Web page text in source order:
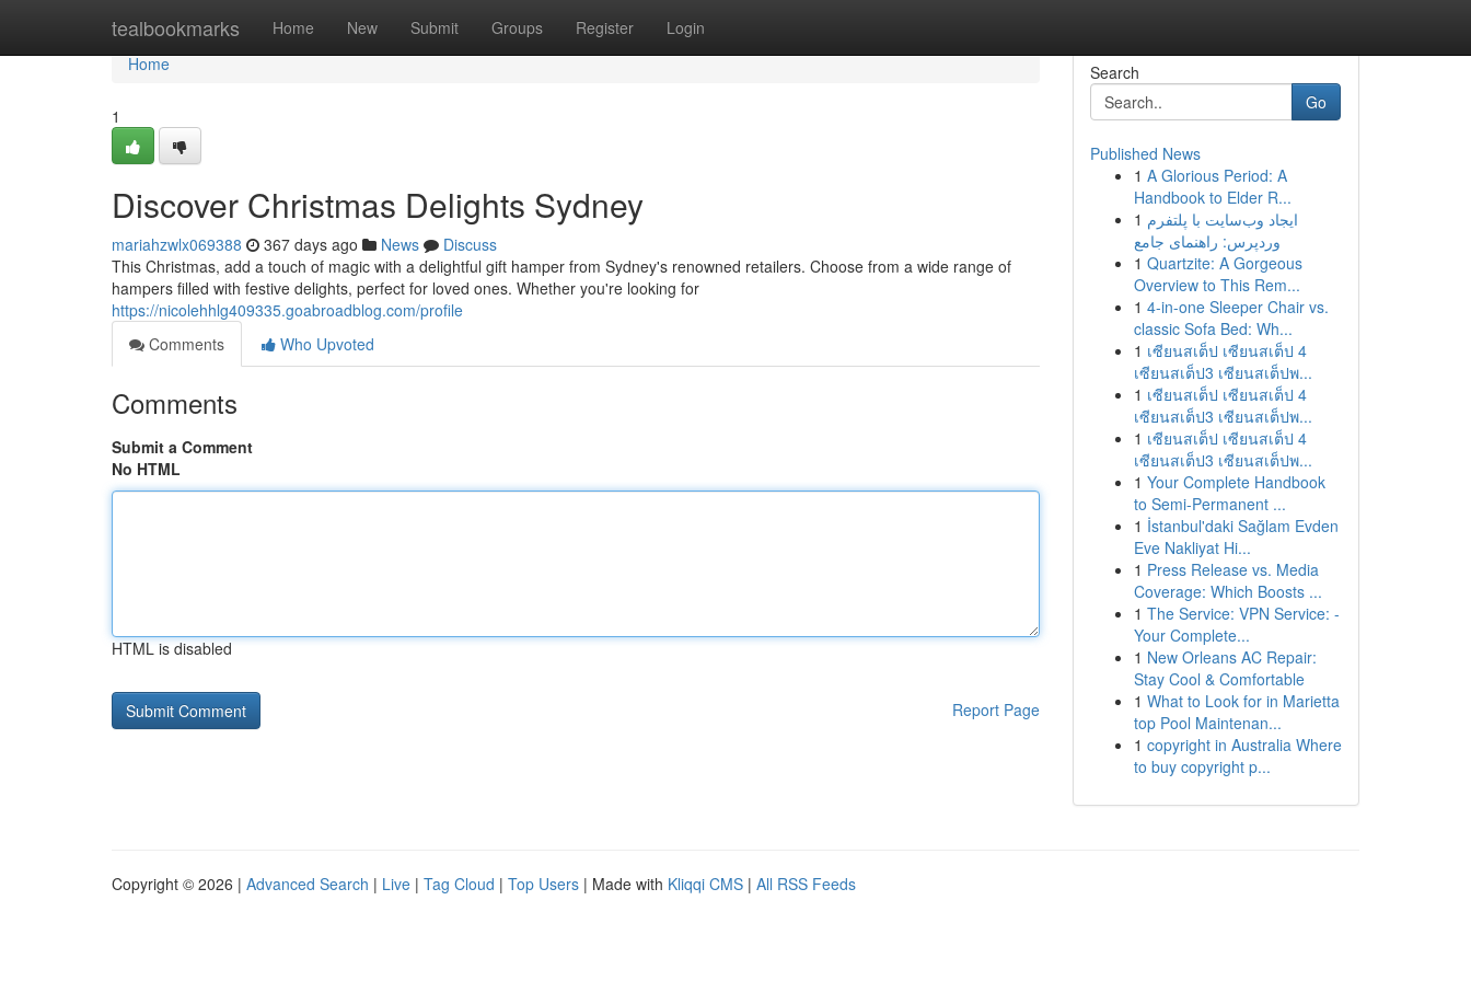
tealbookmarks Home New Submit Groups Register Login
Home
Home
1
Discover Christmas Delights Sydney
mariahzwlx069388 367 days ago News
Discuss
This Christmas, add a touch of magic with a delightful gift hamper from Sydney's renowned retailers. Choose from a wide range of
hampers filled with festive delights, perfect for loved ones. Whether you're looking for
https://nicolehhlg409335.goabroadblog.com/profile
Comments
Who Upvoted
Comments
Submit a Comment
No HTML
HTML is disabled
Report Page
Search
Go
Published News
1 A Glorious Period: A
Handbook to Elder R...
1 ایجاد وب‌سایت با پلتفرم
وردپرس: راهنمای جامع
1 Quartzite: A Gorgeous
Overview to This Rem...
1 4-in-one Sleeper Chair vs.
classic Sofa Bed: Wh...
1 เซียนสเต็ป เซียนสเต็ป 4
เซียนสเต็ป3 เซียนสเต็ปพ...
1 เซียนสเต็ป เซียนสเต็ป 4
เซียนสเต็ป3 เซียนสเต็ปพ...
1 เซียนสเต็ป เซียนสเต็ป 4
เซียนสเต็ป3 เซียนสเต็ปพ...
1 Your Complete Handbook
to Semi-Permanent ...
1 İstanbul'daki Sağlam Evden
Eve Nakliyat Hi...
1 Press Release vs. Media
Coverage: Which Boosts ...
1 The Service: VPN Service: -
Your Complete...
1 New Orleans AC Repair:
Stay Cool & Comfortable
1 What to Look for in Marietta
top Pool Maintenan...
1 copyright in Australia Where
to buy copyright p...
Copyright © 2026 | Advanced Search | Live | Tag Cloud | Top Users | Made with Kliqqi CMS | All RSS Feeds